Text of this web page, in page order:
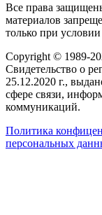
Все права
материалов
только при
Copyright © 1989-
Свидетельство о
25.12.2020 г.,
сфере связи,
коммуникаций.
Политика
персональных